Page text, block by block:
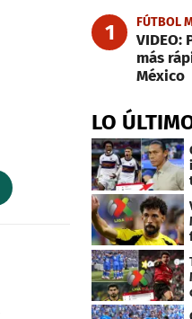
1 FÚTBOL
VIDEO:
más
México
LO